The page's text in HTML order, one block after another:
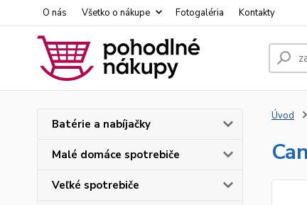
O nás Všetko o nákupe Fotogaléria Kontakty
Batérie a nabíjačky
Malé domáce spotrebiče
Veľké spotrebiče
Úvod